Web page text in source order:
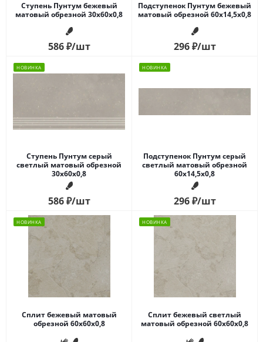
Ступень Пунтум бежевый
матовый обрезной 30x60x0,8
586₽/шт
Подступенок Пунтум бежевый
матовый обрезной 60x14,5x0,8
296₽/шт
НОВИНКА
Ступень Пунтум серый
светлый матовый обрезной
30x60x0,8
586₽/шт
НОВИНКА
Подступенок Пунтум серый
светлый матовый обрезной
60x14,5x0,8
296₽/шт
НОВИНКА
Сплит бежевый матовый
обрезной 60x60x0,8
НОВИНКА
Сплит бежевый светлый
матовый обрезной 60x60x0,8